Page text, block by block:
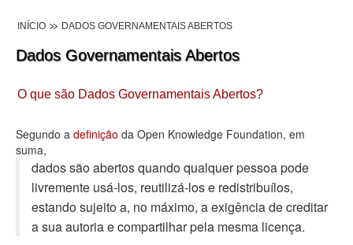
Lei de Acesso à Informação
Dados Governamentais Abertos
Planejamento
Catálogo de dados
Processo Legislativo
Deputados Estaduais
INÍCIO DADOS GOVERNAMENTAIS ABERTOS
Dados Governamentais Abertos
O que são Dados Governamentais Abertos?
Segundo a definição da Open Knowledge Foundation, em
suma,
dados são abertos quando qualquer pessoa pode
livremente usá-los, reutilizá-los e redistribuí­los,
estando sujeito a, no máximo, a exigência de creditar
a sua autoria e compartilhar pela mesma licença.